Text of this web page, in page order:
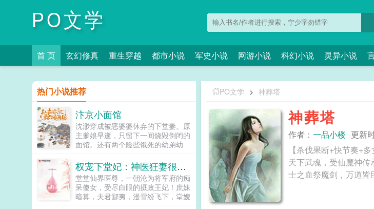
PO文学
首 页 玄幻修真 重生穿越 都市小说 军史小说 网游小说 科幻小说 灵异小说
PO文学 > 神葬塔
神葬塔
作者： 一品小楼 更新
【杀伐果断+快节奏+
天下武魂，受仙魔神
热门小说推荐
汴京小面馆
沈渺穿成被恶婆婆休弃的下堂妻。原
主爹娘早逝，只留下一间烧毁倒闭的
面馆。还有两个险些饿死的幼弟幼
更是想看她笑话。而上辈子祖孙三代
都是厨子的...
权宠下堂妃：神医狂妻很嚣张
堂堂仙界医尊，一朝沦为将军府的痴
呆傻女，受尽白眼的摄政王妃！庶妹
暗算，夫君鄙夷，漫雪纷飞下，堂嫂